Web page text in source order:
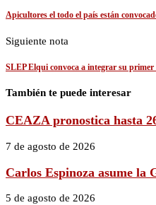
Apicultores el todo el país están
Siguiente nota
SLEP Elqui convoca a integrar su
También te puede interesar
CEAZA pronostica hasta
7 de agosto de 2026
Carlos Espinoza asume la
5 de agosto de 2026